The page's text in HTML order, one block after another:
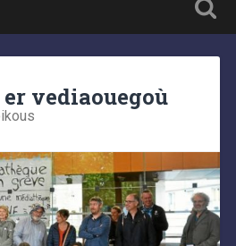
vediaouegoù